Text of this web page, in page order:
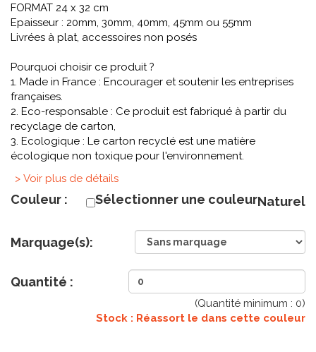
FORMAT 24 x 32 cm
Epaisseur : 20mm, 30mm, 40mm, 45mm ou 55mm
Livrées à plat, accessoires non posés
Pourquoi choisir ce produit ?
1. Made in France : Encourager et soutenir les entreprises
françaises.
2. Eco-responsable : Ce produit est fabriqué à partir du
recyclage de carton,
3. Ecologique : Le carton recyclé est une matière
écologique non toxique pour l'environnement.
> Voir plus de détails
Couleur : Sélectionner une couleurNaturel
Marquage(s):
Quantité :
(Quantité minimum : 0)
Stock : Réassort le dans cette couleur